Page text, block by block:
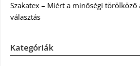
Szakatex – Miért a minőségi törölköző
választás
Kategóriák